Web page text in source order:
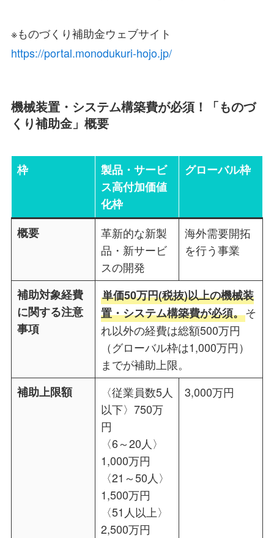
※ものづくり補助金ウェブサイト
https://portal.monodukuri-hojo.jp/
機械装置・システム構築費が必須！「ものづ
くり補助金」概要
枠
製品・サービ
ス高付加価値
化枠
グローバル枠
概要
革新的な新製
品・新サービ
スの開発
海外需要開拓
を行う事業
補助対象経費
に関する注意
事項
単価50万円(税抜)以上の機械装
置・システム構築費が必須。そ
れ以外の経費は総額500万円
（グローバル枠は1,000万円）
までが補助上限。
補助上限額
〈従業員数5人
以下〉750万
円
〈6～20人〉
1,000万円
〈21～50人〉
1,500万円
〈51人以上〉
2,500万円
3,000万円